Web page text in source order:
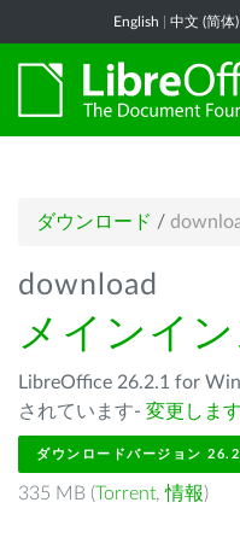
English 中文 (简体)
ダウンロード /
download
メインイ
LibreOffice 26.2.1 for
されています- 変更しま
ダウンロードバージョン
335 MB (Torrent,情報)